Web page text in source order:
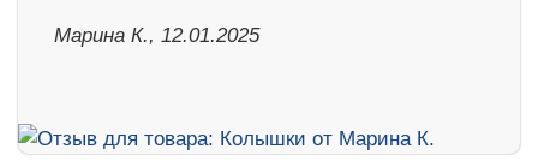
Марина К., 12.01.2025